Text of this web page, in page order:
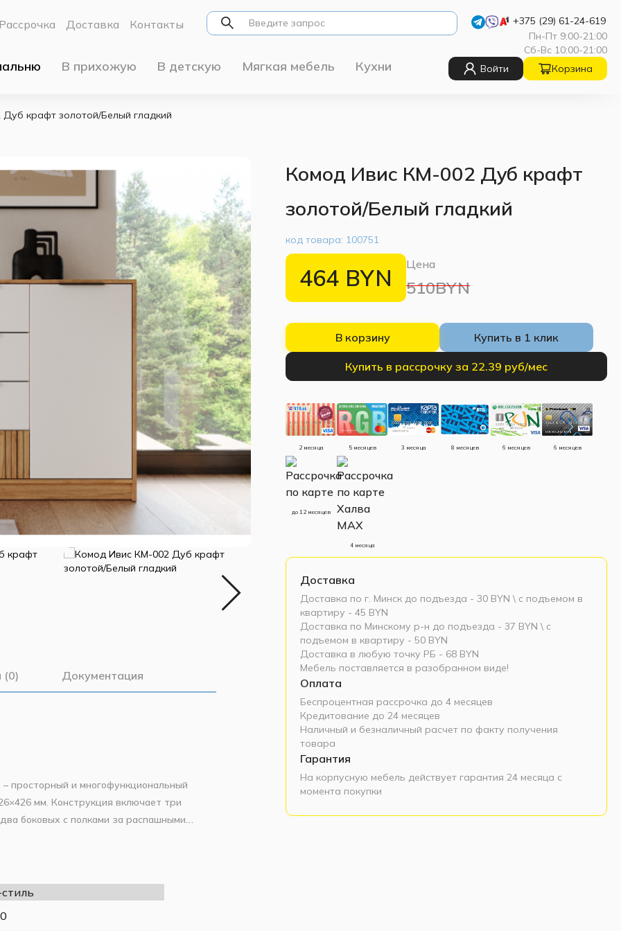
Доставка Контакты
+375 (29) 61-24-619
Пн-Пт 9:00-21:00
Сб-Вс 10:00-21:00
В прихожую В детскую Мягкая мебель Кухни Войти Корзина
крафт золотой/Белый гладкий
(0) Документация
– просторный и многофункциональный
мм. Конструкция включает три
боковых с полками за распашными
Комод Ивис КМ-002 Дуб крафт
золотой/Белый гладкий
код товара: 100751
464 BYN Цена
510BYN
В корзину Купить в 1 клик
Купить в рассрочку за 22.39 руб/мес
2 месяца 5 месяцев 3 месяца 8 месяцев 6 месяцев 6 месяцев
до 12 месяцев
4 месяца
Доставка
Доставка по г. Минск до подъезда - 30 BYN \ c подъемом в
квартиру - 45 BYN
Доставка по Минскому р-н до подъезда - 37 BYN \ c
подъемом в квартиру - 50 BYN
Доставка в любую точку РБ - 68 BYN
Мебель поставляется в разобранном виде!
Оплата
Беспроцентная рассрочка до 4 месяцев
Кредитование до 24 месяцев
Наличный и безналичный расчет по факту получения
товара
Гарантия
На корпусную мебель действует гарантия 24 месяца с
момента покупки